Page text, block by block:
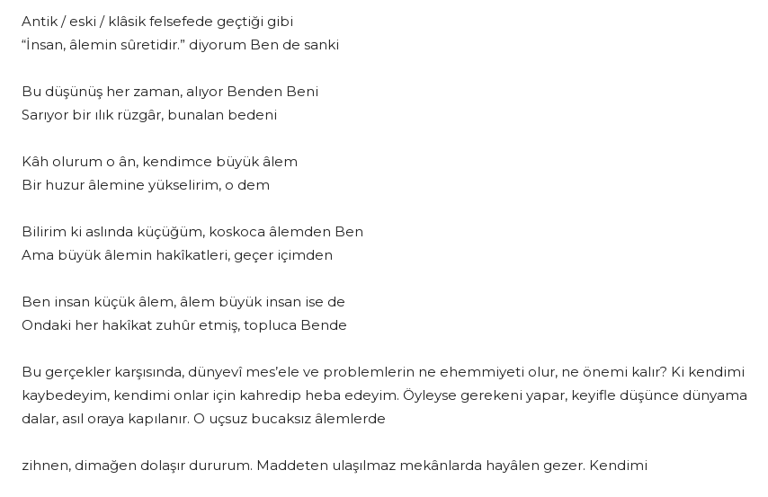
Antik / eski / klâsik felsefede geçtiği gibi
“İnsan, âlemin sûretidir.” diyorum Ben de sanki
Bu düşünüş her zaman, alıyor Benden Beni
Sarıyor bir ılık rüzgâr, bunalan bedeni
Kâh olurum o ân, kendimce büyük âlem
Bir huzur âlemine yükselirim, o dem
Bilirim ki aslında küçüğüm, koskoca âlemden Ben
Ama büyük âlemin hakîkatleri, geçer içimden
Ben insan küçük âlem, âlem büyük insan ise de
Ondaki her hakîkat zuhûr etmiş, topluca Bende
Bu gerçekler karşısında, dünyevî mes’ele ve problemlerin ne ehemmiyeti olur, ne önemi kalır? Ki kendimi
kaybedeyim, kendimi onlar için kahredip heba edeyim. Öyleyse gerekeni yapar, keyifle düşünce dünyama
dalar, asıl oraya kapılanır. O uçsuz bucaksız âlemlerde
zihnen, dimağen dolaşır dururum. Maddeten ulaşılmaz mekânlarda hayâlen gezer. Kendimi